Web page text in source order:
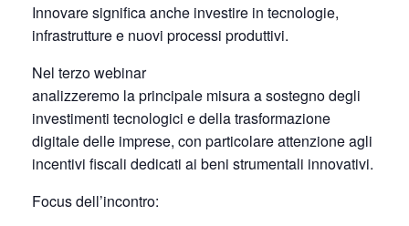
Innovare significa anche investire in tecnologie,
infrastrutture e nuovi processi produttivi.
Nel terzo webinar
analizzeremo la principale misura a sostegno degli
investimenti tecnologici e della trasformazione
digitale delle imprese, con particolare attenzione agli
incentivi fiscali dedicati ai beni strumentali innovativi.
Focus dell’incontro: